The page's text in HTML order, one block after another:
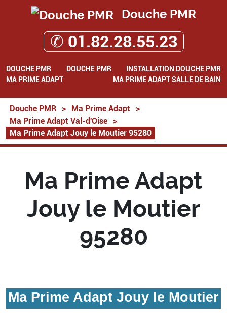
Douche PMR
✆ 01.82.28.55.23
DOUCHE PMR DOUCHE PMR
INSTALLATION DOUCHE PMR
MA PRIME ADAPT
MA PRIME ADAPT SALLE DE BAIN
Douche PMR > Ma Prime Adapt
>
Ma Prime Adapt Val-d'Oise
>
Ma Prime Adapt Jouy le Moutier 95280
Ma Prime Adapt
Jouy le Moutier
95280
Ma Prime Adapt Jouy le Moutier